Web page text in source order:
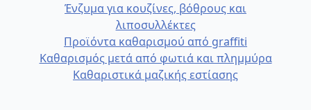
Ένζυμα για κουζίνες, βόθρους και
λιποσυλλέκτες
Προϊόντα καθαρισμού από graffiti
Καθαρισμός μετά από φωτιά και πλημμύρα
Καθαριστικά μαζικής εστίασης